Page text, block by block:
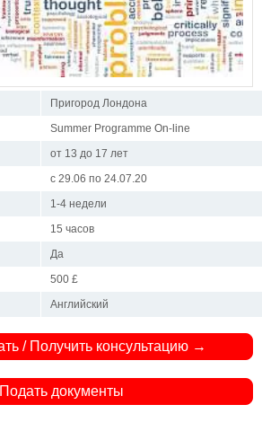
Пригород Лондона
Summer Programme On-line
от 13 до 17 лет
с 29.06 по 24.07.20
1-4 недели
15 часов
Да
500 £
Английский
/ Получить консультацию →
Подать документы